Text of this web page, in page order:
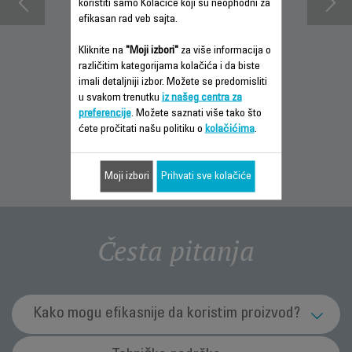
INFORMACIJE O
PREUZMI
UPUTSTVO ZA
UPOTREBU
INFORMACIJE O
Česta pitanja
Kako mogu efikasnije da koristim proizvod?
koristiti samo Kolačiće koji su neophodni za
efikasan rad veb sajta.
Kliknite na "Moji izbori"za više informacija o
različitim kategorijama kolačića i da biste
imali detaljniji izbor. Možete se predomisliti
u svakom trenutku iz našeg centra za
preferencije. Možete saznati više tako što
ćete pročitati našu politiku o kolačićima.
Moji izbori Prihvati sve kolačiće